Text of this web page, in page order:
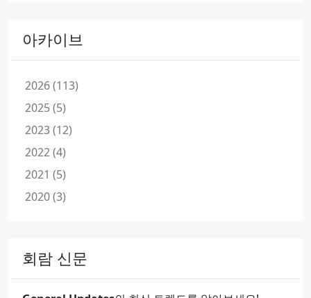
아카이브
2026 (113)
2025 (5)
2023 (12)
2022 (4)
2021 (5)
2020 (3)
회람 신문